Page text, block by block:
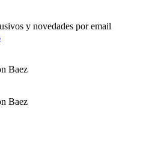
y novedades por email